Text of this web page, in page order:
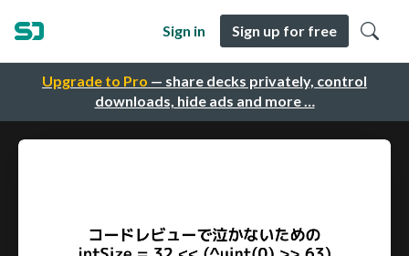
Upgrade to Pro — share decks privately, control
downloads, hide ads and more …
Sign in Sign up for free